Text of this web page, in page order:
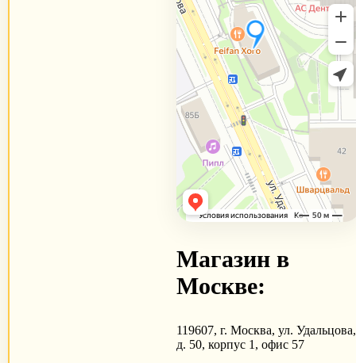
Магазин в
Москве:
119607, г. Москва, ул. Удальцова,
д. 50, корпус 1, офис 57